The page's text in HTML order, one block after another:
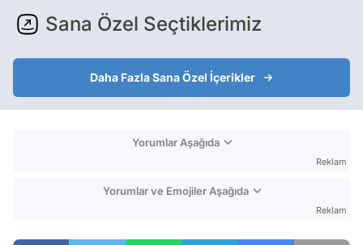
Sana Özel Seçtiklerimiz
Daha Fazla Sana Özel İçerikler
Yorumlar Aşağıda
Reklam
Yorumlar ve Emojiler Aşağıda
Reklam